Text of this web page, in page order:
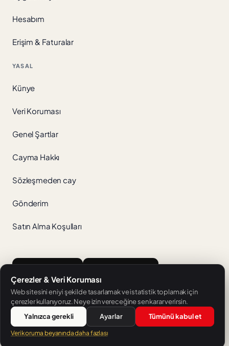
Hesabım
Erişim & Faturalar
YASAL
Künye
Veri Koruması
Genel Şartlar
Cayma Hakkı
Sözleşmeden cay
Gönderim
Satın Alma Koşulları
SH Sprachschule Heilbronn'un bir hizmetidir.
© 2026 V-IZ
Çerezler & Veri Koruması
Web sitesini en iyi şekilde tasarlamak ve istatistik toplamak için
çerezler kullanıyoruz. Neye izin vereceğine sen karar verirsin.
Yalnızca gerekli
Ayarlar Tümünü kabul et
Veri koruma beyanında daha fazlası